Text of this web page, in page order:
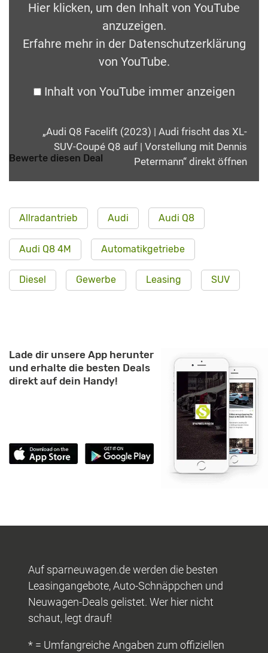
Hier klicken, um den Inhalt von YouTube
anzuzeigen.
Erfahre mehr in der Datenschutzerklärung
von YouTube.
Inhalt von YouTube immer anzeigen
„Audi Q8 Facelift (2023) | Audi frischt das XL-
SUV-Coupé Q8 auf | Vorstellung mit Dennis
Petermann“ direkt öffnen
Bewerte diesen Deal
Allradantrieb Audi Audi Q8
Audi Q8 4M Automatikgetriebe
Diesel Gewerbe Leasing SUV
Lade dir unsere App herunter
und erhalte die besten Deals
direkt auf dein Handy!
Auf sparneuwagen.de werden die besten
Leasingangebote, Auto-Schnäppchen und
Neuwagen-Deals gelistet. Wer hier nicht
schaut, legt drauf!
* = Umfangreiche Angaben zum offiziellen